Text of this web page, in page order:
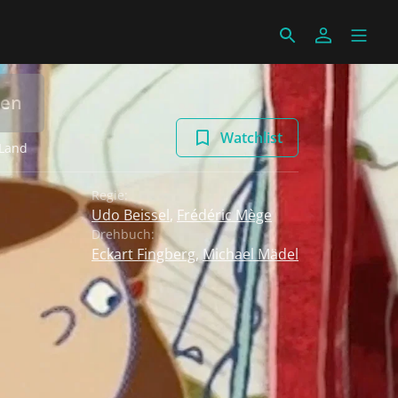
Watchlist
Regie:
Udo Beissel, Frédéric Mège
Drehbuch:
Eckart Fingberg, Michael Mädel